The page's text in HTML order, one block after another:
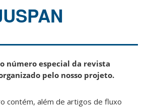
número especial da revista
pelo nosso projeto.
contém, além de artigos de fluxo